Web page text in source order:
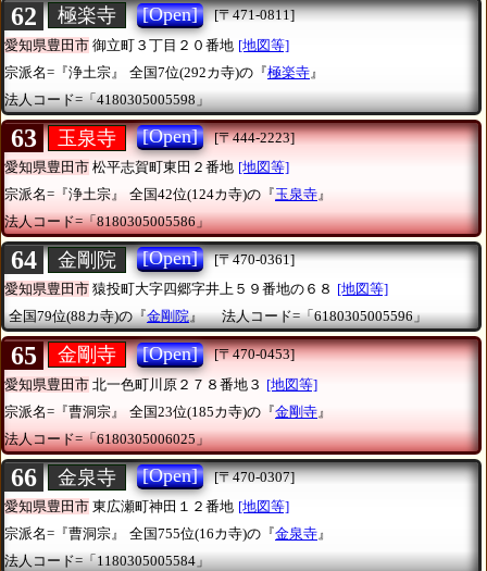
62 極楽寺 [Open]
[〒471-0811]
愛知県豊田市 御立町３丁目２０番地 [地図等]
宗派名=『浄土宗』
全国7位(292カ寺)の『極楽寺 』
法人コード=「4180305005598」
63 玉泉寺 [Open]
[〒444-2223]
愛知県豊田市 松平志賀町東田２番地 [地図等]
宗派名=『浄土宗』
全国42位(124カ寺)の『玉泉寺』
法人コード=「8180305005586」
64 金剛院 [Open]
[〒470-0361]
愛知県豊田市 猿投町大字四郷字井上５９番地の６８ [地図等]
全国79位(88カ寺)の『金剛院』 法人コード=「6180305005596」
65 金剛寺 [Open]
[〒470-0453]
愛知県豊田市 北一色町川原２７８番地３ [地図等]
宗派名=『曹洞宗』
全国23位(185カ寺)の『金剛寺 』
法人コード=「6180305006025」
66 金泉寺 [Open]
[〒470-0307]
愛知県豊田市 東広瀬町神田１２番地 [地図等]
宗派名=『曹洞宗』
全国755位(16カ寺)の『金泉寺』
法人コード=「1180305005584」